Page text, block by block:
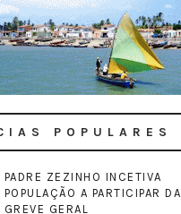
POPULARES
PADRE ZEZINHO INCETIVA
POPULAÇÃO A PARTICIPAR DA
GREVE GERAL